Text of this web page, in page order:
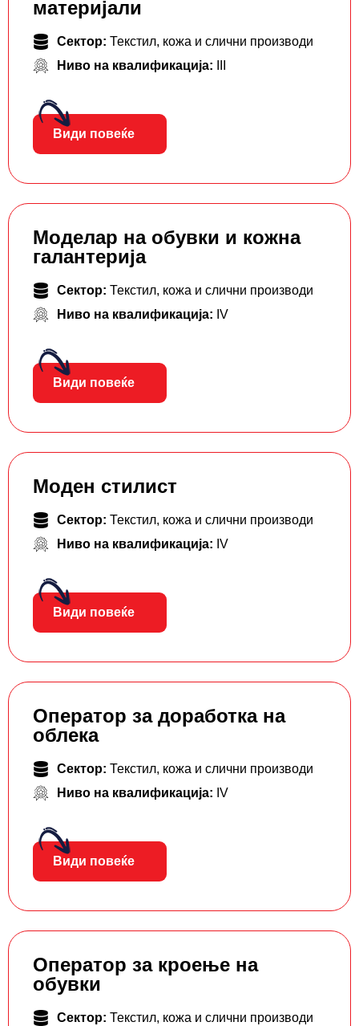
материјали
Сектор: Текстил, кожа и слични производи
Ниво на квалификација:
Види повеќе
Моделар на обувки и кожна
галантерија
Сектор: Текстил, кожа и слични производи
Ниво на квалификација: IV
Види повеќе
Моден стилист
Сектор: Текстил, кожа и слични производи
Ниво на квалификација: IV
Види повеќе
Оператор за доработка на
облека
Сектор: Текстил, кожа и слични производи
Ниво на квалификација: IV
Види повеќе
Оператор за кроење на
обувки
Сектор: Текстил, кожа и слични производи